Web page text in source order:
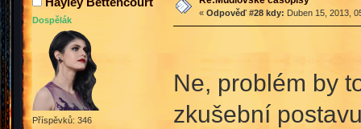
Dospělák
Příspěvků: 346
« Odpověď #28 kdy: Duben 15, 2013,
Ne, problém by
zkušební